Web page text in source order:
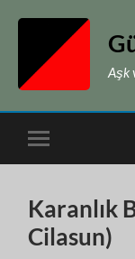
Aşk
Toggle
mobile
Karanlık
Cilasun)